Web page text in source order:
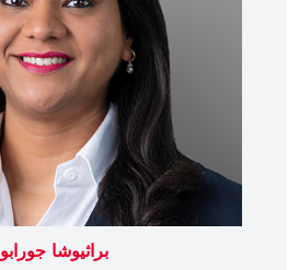
براثيوشا جورابو